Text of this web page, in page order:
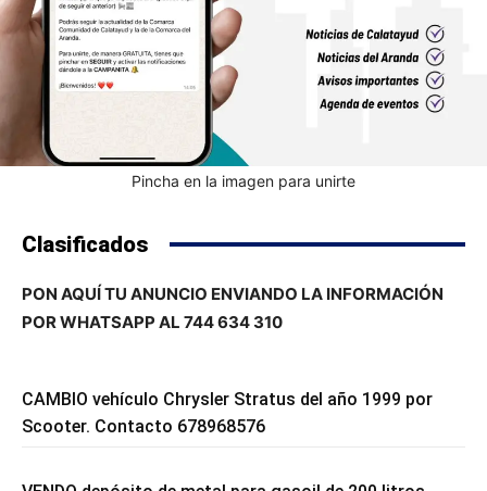
Pincha en la imagen para unirte
Clasificados
PON AQUÍ TU ANUNCIO ENVIANDO LA INFORMACIÓN
POR WHATSAPP AL 744 634 310
CAMBIO vehículo Chrysler Stratus del año 1999 por
Scooter. Contacto 678968576